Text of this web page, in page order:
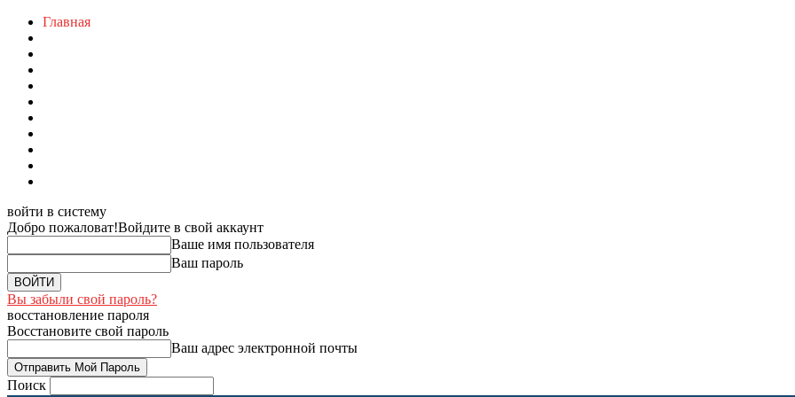
Главная
войти в систему
Добро пожаловат!Войдите в свой аккаунт
Ваше имя пользователя
Ваш пароль
Вы забыли свой пароль?
восстановление пароля
Восстановите свой пароль
Ваш адрес электронной почты
Поиск